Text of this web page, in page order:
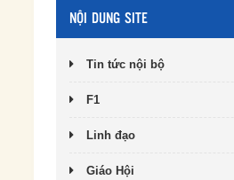
NỘI DUNG SITE
Tin tức nội bộ
F1
Linh đạo
Giáo Hội